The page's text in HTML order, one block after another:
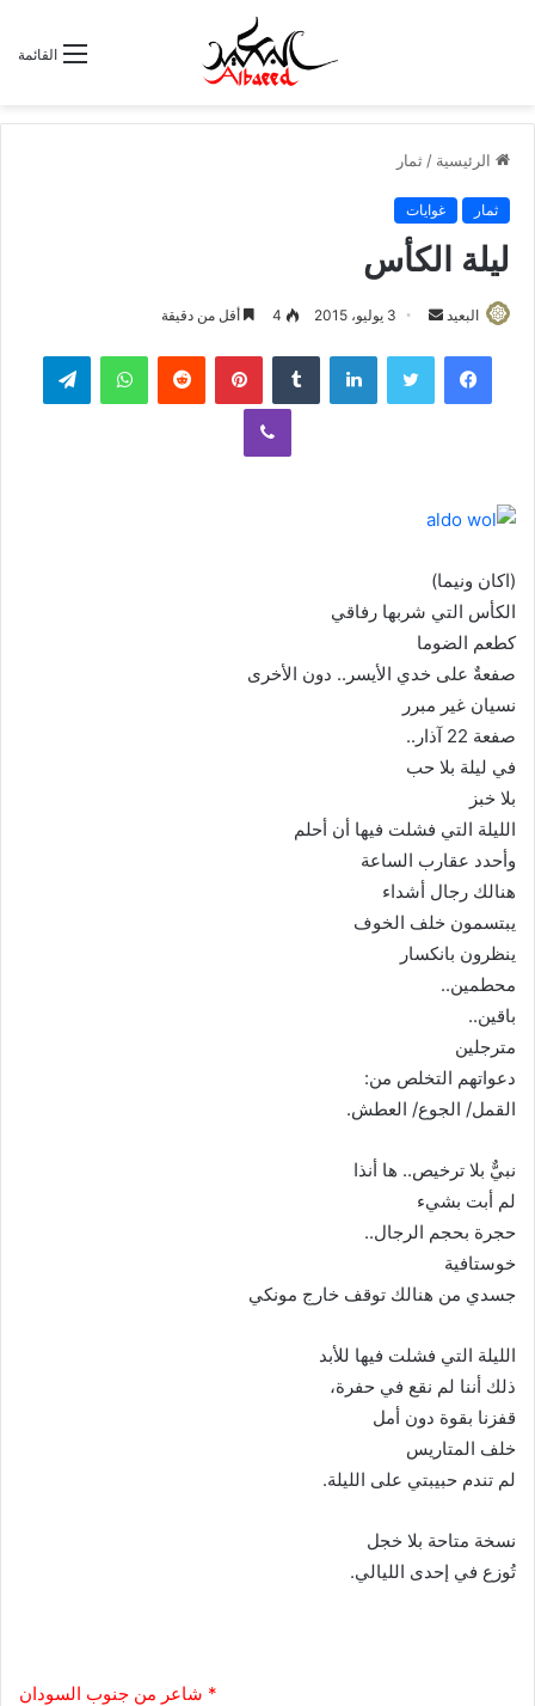
القائمة
الرئيسية / ثمار
ثمار غوايات
ليلة الكأس
البعيد
س
ل
د
و
ن
ي
3 يوليو، 2015 4 أقل من دقيقة
لينكدإن بينتيريست واتساب
ڤايبر
(اكان ونيما)
الكأس التي شربها رفاقي
كطعم الضوما
صفعةٌ على خدي الأيسر.. دون الأخرى
نسيان غير مبرر
صفعة 22 آذار..
في ليلة بلا حب
بلا خبز
الليلة التي فشلت فيها أن أحلم
وأحدد عقارب الساعة
هنالك رجال أشداء
يبتسمون خلف الخوف
ينظرون بانكسار
محطمين..
باقين..
مترجلين
دعواتهم التخلص من:
القمل/ الجوع/ العطش.
نبيٌّ بلا ترخيص.. ها أنذا
لم أبت بشيء
حجرة بحجم الرجال..
خوستافية
جسدي من هنالك توقف خارج مونكي
الليلة التي فشلت فيها للأبد
ذلك أننا لم نقع في حفرة،
قفزنا بقوة دون أمل
خلف المتاريس
لم تندم حبيبتي على الليلة.
نسخة متاحة بلا خجل
تُوزع في إحدى الليالي.
* شاعر من جنوب السودان